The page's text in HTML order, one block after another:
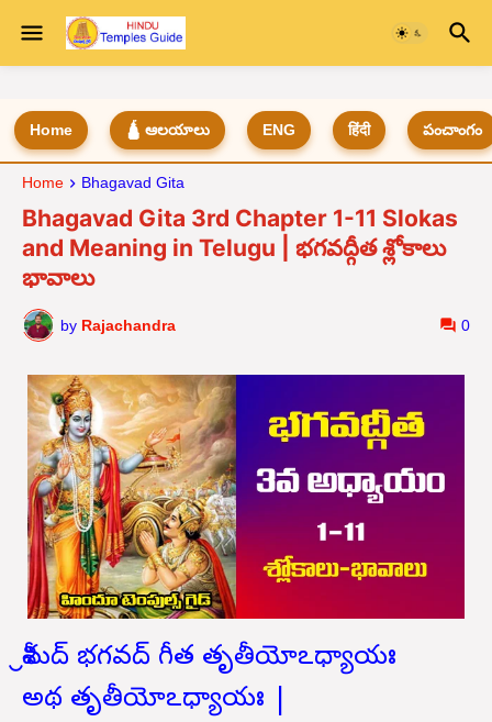
Home 🛕 ఆలయాలు ENG हिंदी పంచాంగం
Home Bhagavad Gita
Bhagavad Gita 3rd Chapter 1-11 Slokas
and Meaning in Telugu | భగవద్గీత శ్లోకాలు
భావాలు
by Rajachandra 0
శ్రీమద్ భగవద్ గీత తృతీయోఽధ్యాయః
అథ తృతీయోఽధ్యాయః |